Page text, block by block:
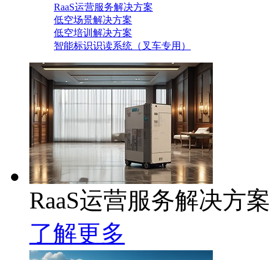
RaaS运营服务解决方案
低空场景解决方案
低空培训解决方案
智能标识识读系统（叉车专用）
RaaS运营服务解决方案
了解更多